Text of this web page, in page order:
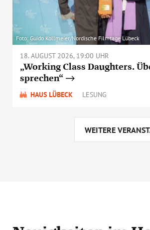
Foto: Guido Kollmeier/Nordische Filmtage Lübeck
18. AUGUST 2026, 19:00 UHR
„Working Class Daughters.
sprechen“
HAUS LÜBECK LESUNG
WEITERE